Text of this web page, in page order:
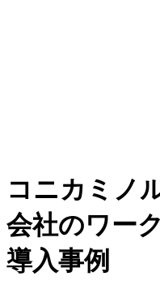
コニカミノ
会社のワー
導入事例